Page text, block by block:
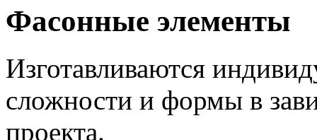
Фасонные элементы
Изготавливаются
сложности и формы в
проекта.